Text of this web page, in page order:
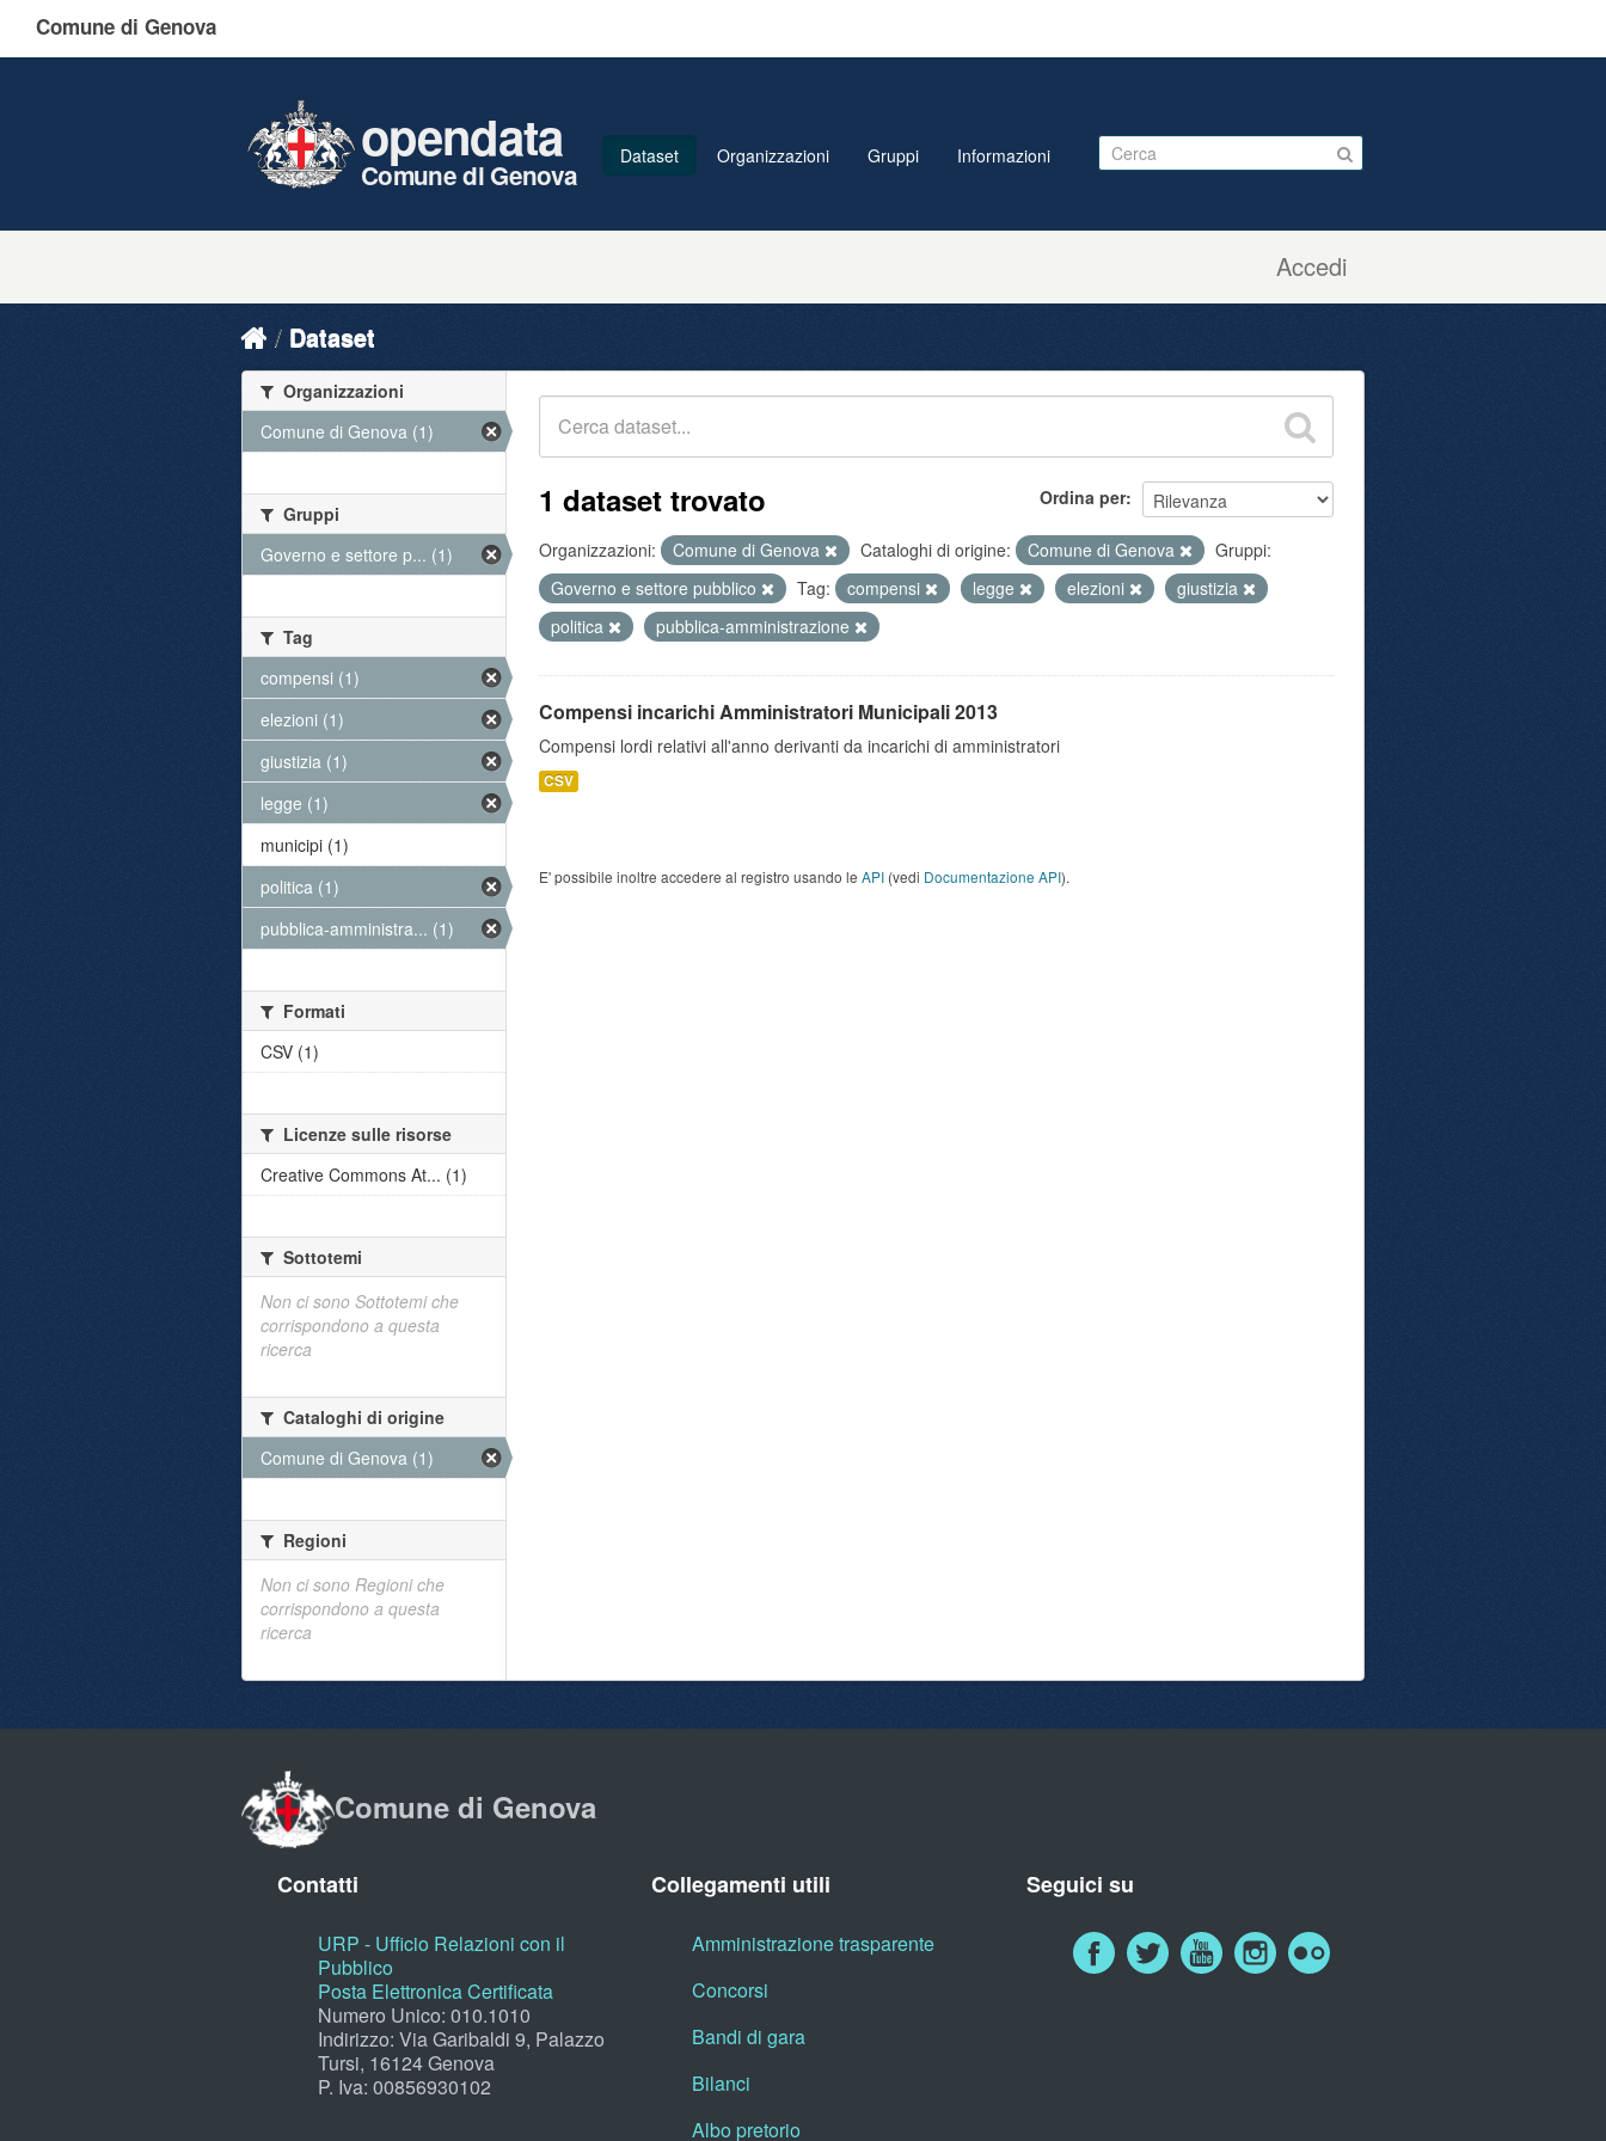
Comune di Genova
Accedi
opendata
Comune di Genova
Dataset Organizzazioni Gruppi Informazioni
Dataset
Ordina per
1 dataset trovato
Organizzazioni: Comune di Genova Cataloghi di origine: Comune di Genova
Gruppi:
Governo e settore pubblico
Tag: compensi legge elezioni
giustizia
politica
pubblica-amministrazione
Compensi incarichi Amministratori Municipali 2013
Compensi lordi relativi all'anno derivanti da incarichi di amministratori
CSV
E' possibile inoltre accedere al registro usando le API (vedi Documentazione API).
Organizzazioni
Comune di Genova (1)
Gruppi
Governo e settore p... (1)
Tag
compensi (1)
elezioni (1)
giustizia (1)
legge (1)
municipi (1)
politica (1)
pubblica-amministra... (1)
Formati
CSV (1)
Licenze sulle risorse
Creative Commons At... (1)
Sottotemi
Non ci sono Sottotemi che
corrispondono a questa
ricerca
Cataloghi di origine
Comune di Genova (1)
Regioni
Non ci sono Regioni che
corrispondono a questa
ricerca
Comune di Genova
Contatti
URP - Ufficio Relazioni con il
Pubblico
Posta Elettronica Certificata
Numero Unico: 010.1010
Indirizzo: Via Garibaldi 9, Palazzo
Tursi, 16124 Genova
P. Iva: 00856930102
Collegamenti utili
Amministrazione trasparente
Concorsi
Bandi di gara
Bilanci
Albo pretorio
Seguici su